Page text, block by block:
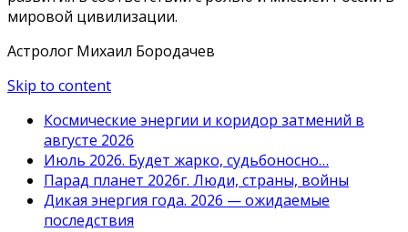
мировой цивилизации.
Астролог Михаил Бородачев
Skip to content
Космические энергии и коридор затмений в
августе 2026
Июль 2026. Будет жарко, судьбоносно…
Парад планет 2026г. Люди, страны, войны
Дикая энергия года. 2026 — ожидаемые
последствия